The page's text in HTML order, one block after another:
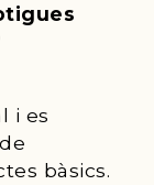
i es
bàsics.